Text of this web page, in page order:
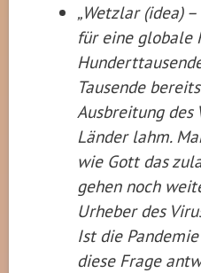
„Wetzlar (idea)
für eine globale
Tausende
Ausbreitung
Länder lahm.
wie Gott das
gehen noch
Urheber des
Ist die
diese Frage